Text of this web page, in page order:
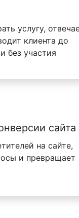
услугу,
клиента до
без участия
сайта
на сайте,
и превращает